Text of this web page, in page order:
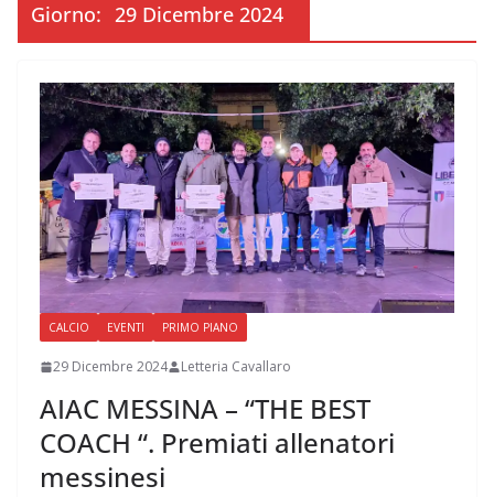
Giorno: 29 Dicembre 2024
CALCIO EVENTI PRIMO PIANO
29 Dicembre 2024 Letteria Cavallaro
AIAC MESSINA – “THE BEST
COACH “. Premiati allenatori
messinesi